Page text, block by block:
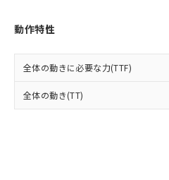
動作特性
全体の動きに必要な力(TTF)
全体の動き(TT)
および当社の共同
品・サービスに関
をご了承ください。
※当社の共同利用
下記の非含有証明書を
とができます。
EU RoHS指令（10物質